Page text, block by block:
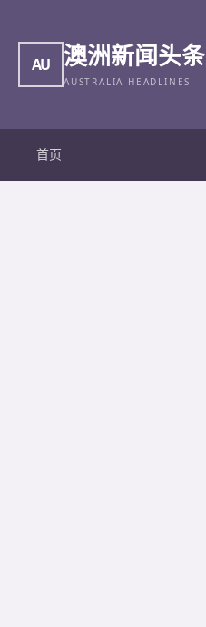
AU 澳洲新闻头条
AUSTRALIA HEADLINES
首页